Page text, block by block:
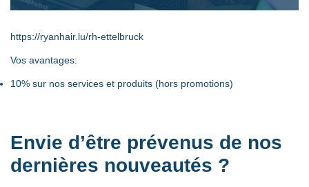
https://ryanhair.lu/rh-ettelbruck
Vos avantages:
10% sur nos services et produits (hors promotions)
Envie d’être prévenus de nos
dernières nouveautés ?